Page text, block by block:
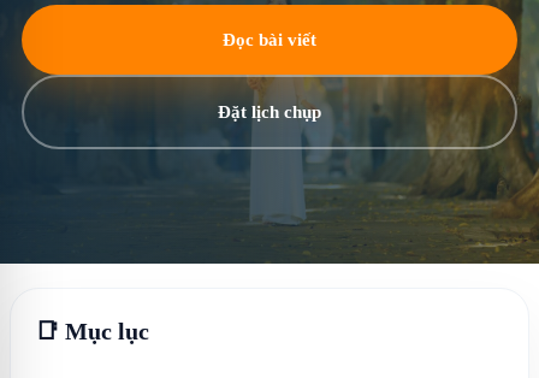
Đọc bài viết
Đặt lịch chụp
📑 Mục lục